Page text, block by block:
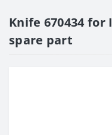
Knife 670434
spare part